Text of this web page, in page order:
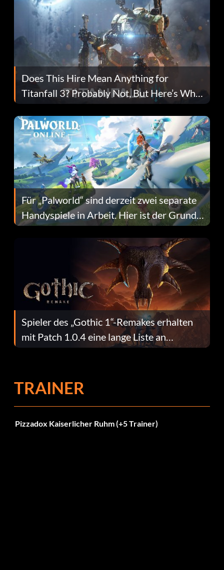
Does This Hire Mean Anything for
Titanfall 3? Probably Not, But Here’s Why
Fans Are Hopeful
Für „Palworld“ sind derzeit zwei separate
Handyspiele in Arbeit. Hier ist der Grund
dafür.
Spieler des „Gothic 1“-Remakes erhalten
mit Patch 1.0.4 eine lange Liste an
Fehlerbehebungen
TRAINER
Pizzadox Kaiserlicher Ruhm (+5 Trainer)